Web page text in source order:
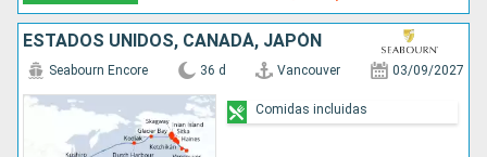
ESTADOS UNIDOS, CANADÁ, JAPÓN
Seabourn Encore 36 d Vancouver 03/09/2027
Comidas incluidas